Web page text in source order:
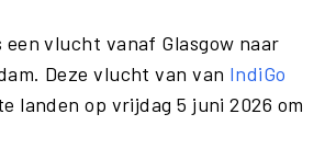
een vlucht vanaf Glasgow naar
Deze vlucht van van IndiGo
landen op vrijdag 5 juni 2026 om